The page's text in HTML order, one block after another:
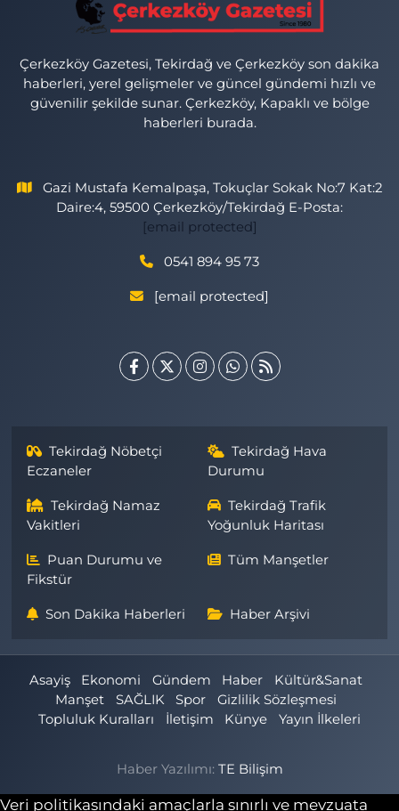
Çerkezköy Gazetesi, Tekirdağ ve Çerkezköy son dakika
haberleri, yerel gelişmeler ve güncel gündemi hızlı ve
güvenilir şekilde sunar. Çerkezköy, Kapaklı ve bölge
haberleri burada.
Gazi Mustafa Kemalpaşa, Tokuçlar Sokak No:7 Kat:2
Daire:4, 59500 Çerkezköy/Tekirdağ E-Posta:
[email protected]
0541 894 95 73
[email protected]
Tekirdağ Nöbetçi
Eczaneler
Tekirdağ Hava
Durumu
Tekirdağ Namaz
Vakitleri
Tekirdağ Trafik
Yoğunluk Haritası
Puan Durumu ve
Fikstür
Tüm Manşetler
Son Dakika Haberleri Haber Arşivi
Asayiş Ekonomi Gündem Haber
Kültür&Sanat
Manşet
SAĞLIK Spor
Gizlilik Sözleşmesi
Topluluk Kuralları
İletişim Künye Yayın İlkeleri
Haber Yazılımı: TE Bilişim
Veri politikasındaki amaçlarla sınırlı ve mevzuata